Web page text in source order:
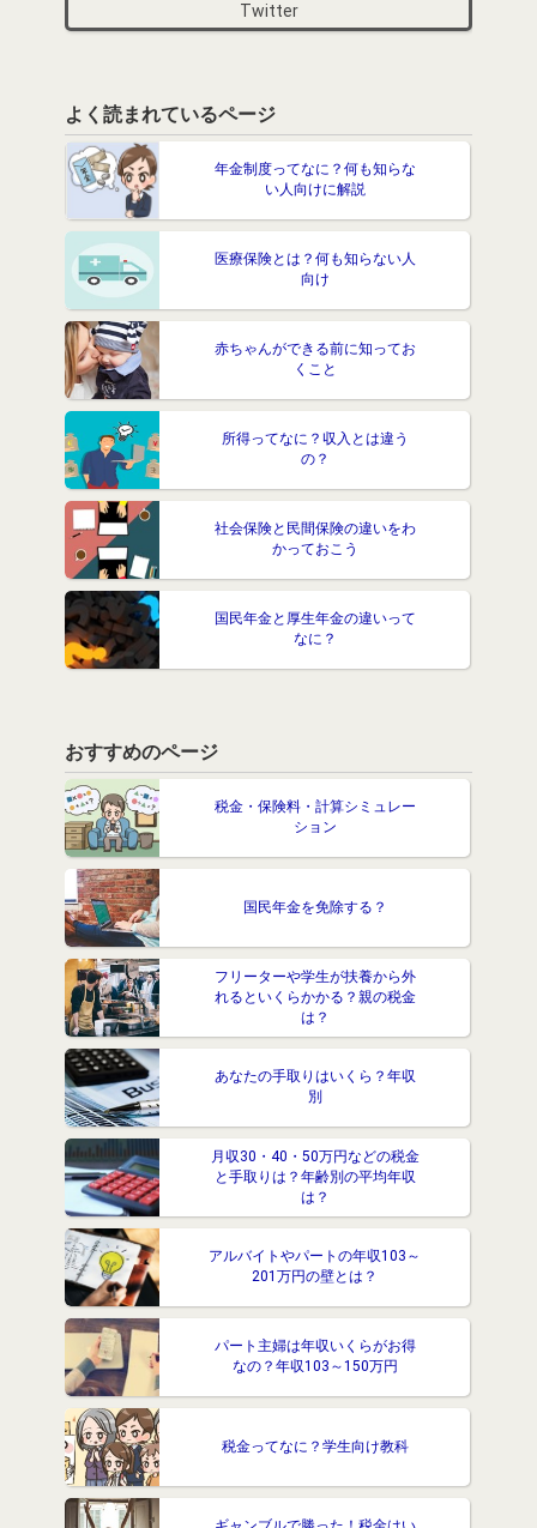
Twitter
よく読まれているページ
年金制度ってなに？何も知らな
い人向けに解説
医療保険とは？何も知らない人
向け
赤ちゃんができる前に知ってお
くこと
所得ってなに？収入とは違う
の？
社会保険と民間保険の違いをわ
かっておこう
国民年金と厚生年金の違いって
なに？
おすすめのページ
税金・保険料・計算シミュレー
ション
国民年金を免除する？
フリーターや学生が扶養から外
れるといくらかかる？親の税金
は？
あなたの手取りはいくら？年収
別
月収30・40・50万円などの税金
と手取りは？年齢別の平均年収
は？
アルバイトやパートの年収103～
201万円の壁とは？
パート主婦は年収いくらがお得
なの？年収103～150万円
税金ってなに？学生向け教科